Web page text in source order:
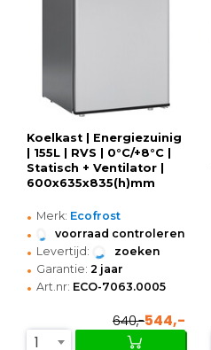
Koelkast | Energiezuinig
| 155L | RVS | 0°C/+8°C |
Statisch + Ventilator |
600x635x835(h)mm
• Merk: Ecofrost
• voorraad controleren
• Levertijd: zoeken
• Garantie: 2 jaar
• Art.nr: ECO-7063.0005
640,-544,-
1